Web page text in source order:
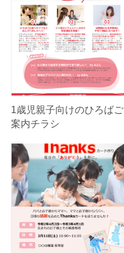
1歳児親子向けのひろばご
案内チラシ